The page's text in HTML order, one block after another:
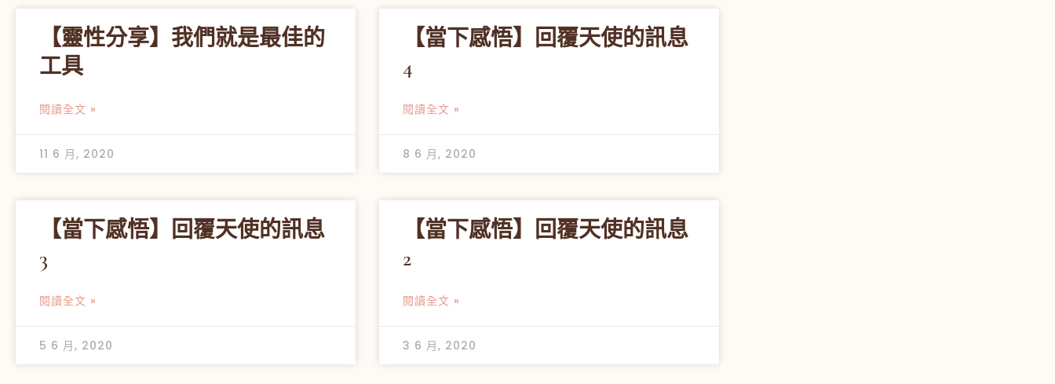
【靈性分享】我們就是最佳的
工具
閱讀全文 »
11 6 月, 2020
【當下感悟】回覆天使的訊息
4
閱讀全文 »
8 6 月, 2020
【當下感悟】回覆天使的訊息
3
閱讀全文 »
5 6 月, 2020
【當下感悟】回覆天使的訊息
2
閱讀全文 »
3 6 月, 2020